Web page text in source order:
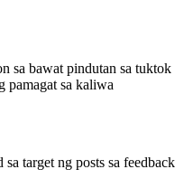
sa bawat pindutan sa tuktok
pamagat sa kaliwa
target ng posts sa feedback